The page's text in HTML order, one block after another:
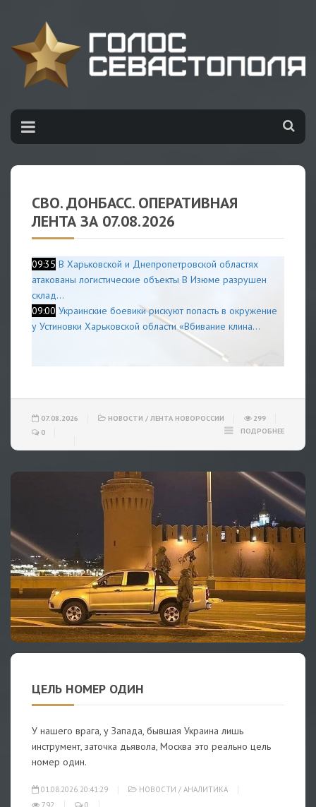
СВО. ДОНБАСС. ОПЕРАТИВНАЯ
ЛЕНТА ЗА 07.08.2026
09:35 В Харьковской и Днепропетровской областях
атакованы логистические объекты В Изюме разрушен
склад...
09:00 Украинские боевики рискуют попасть в окружение
у Устиновки Харьковской области «Вбивание клина...
07.08.2026 НОВОСТИ / ЛЕНТА НОВОРОССИИ
299
0
ПОДРОБНЕЕ
ЦЕЛЬ НОМЕР ОДИН
У нашего врага, у Запада, бывшая Украина лишь
инструмент, заточка дьявола, Москва это реально цель
номер один.
01.08.2026 20:41:29 НОВОСТИ / АНАЛИТИКА